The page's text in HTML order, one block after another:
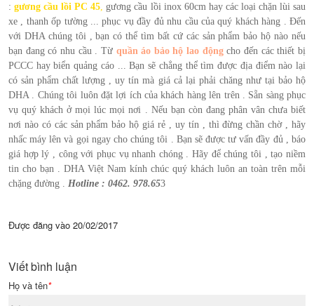
:gương cầu lồi PC 45 gương cầu lồi inox 60cm hay các loại chặn lùi sau
xe , thanh ốp tường ... phục vụ đầy đủ nhu cầu của quý khách hàng . Đến
với DHA chúng tôi , bạn có thể tìm bất cứ các sản phẩm bảo hộ nào nếu
bạn đang có nhu cầu . Từ quần áo bảo hộ lao độngcho đến các thiết bị
PCCC hay biển quảng cáo ... Bạn sẽ chẳng thể tìm được địa điểm nào lại
có sản phẩm chất lượng , uy tín mà giá cả lại phải chăng như tại bảo hộ
DHA . Chúng tôi luôn đặt lợi ích của khách hàng lên trên . Sẵn sàng phục
vụ quý khách ở mọi lúc mọi nơi . Nếu bạn còn đang phân vân chưa biết
nơi nào có các sản phẩm bảo hộ giá rẻ , uy tín , thì đừng chần chờ , hãy
nhấc máy lên và gọi ngay cho chúng tôi . Bạn sẽ được tư vấn đầy đủ , báo
giá hợp lý , công với phục vụ nhanh chóng . Hãy để chúng tôi , tạo niềm
tin cho bạn . DHA Việt Nam kính chúc quý khách luôn an toàn trên mỗi
chặng đường . Hotline : 0462. 978.653
Được đăng vào 20/02/2017
Viết bình luận
Họ và tên*